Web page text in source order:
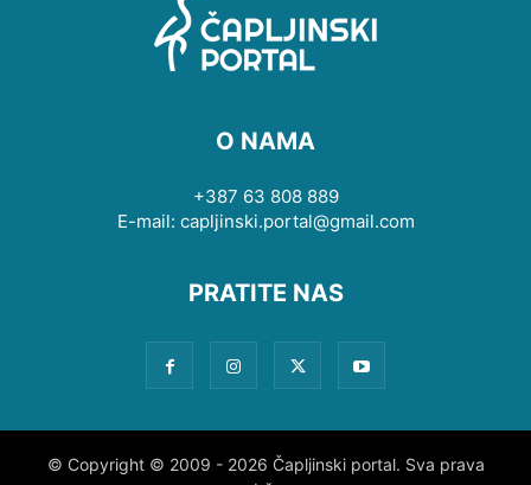
O NAMA
+387 63 808 889
E-mail: capljinski.portal@gmail.com
PRATITE NAS
© Copyright © 2009 - 2026 Čapljinski portal. Sva prava